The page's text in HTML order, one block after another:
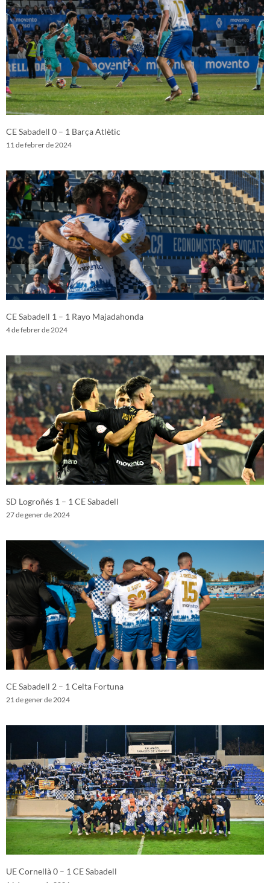
CE Sabadell 0 – 1 Barça Atlètic
11 de febrer de 2024
CE Sabadell 1 – 1 Rayo Majadahonda
4 de febrer de 2024
SD Logroñés 1 – 1 CE Sabadell
27 de gener de 2024
CE Sabadell 2 – 1 Celta Fortuna
21 de gener de 2024
UE Cornellà 0 – 1 CE Sabadell